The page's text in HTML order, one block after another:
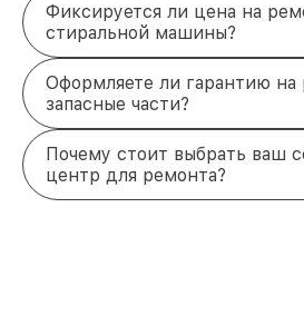
Фиксируется ли цена на
стиральной машины?
Оформляете ли гарантию на
запасные части?
Почему стоит выбрать ваш
центр для ремонта?